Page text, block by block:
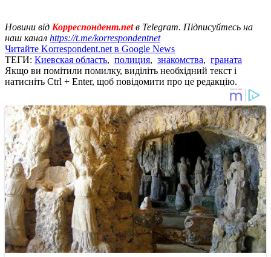
Новини від Корреспондент.netв Telegram. Підписуйтесь на
наш канал https://t.me/korrespondentnet
Читайте Korrespondent.net в Google News
ТЕГИ: Киевская область, полиция, знакомства, граната
Якщо ви помітили помилку, виділіть необхідний текст і
натисніть Ctrl + Enter, щоб повідомити про це редакцію.